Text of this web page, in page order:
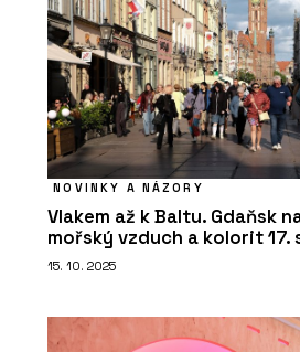
NOVINKY A NÁZORY
Vlakem až k Baltu. Gdaňsk
mořský vzduch a kolorit
15. 10. 2025